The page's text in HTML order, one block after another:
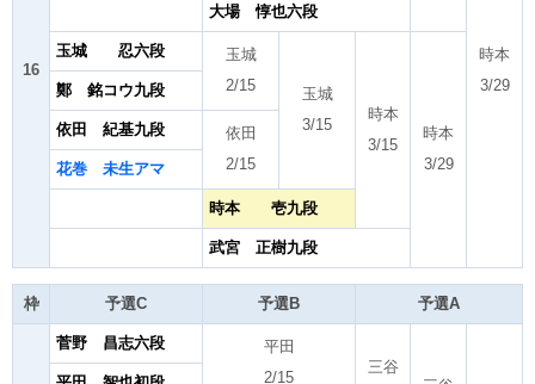
16
時本
3/29
大場 惇也六段
玉城 忍六段
玉城
2/15
玉城
3/15
時本
3/15
時本
3/29
鄭 銘コウ九段
依田 紀基九段
依田
2/15
花巻 未生アマ
時本 壱九段
武宮 正樹九段
枠 予選C 予選B 予選A
菅野 昌志六段
平田
2/15
三谷